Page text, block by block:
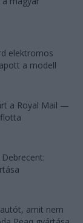
elektromos
a modell
a Royal Mail —
amit nem